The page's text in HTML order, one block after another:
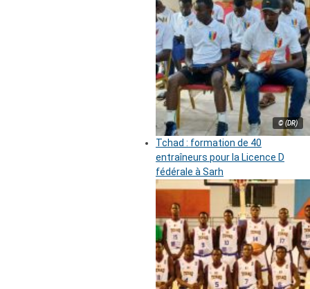
© (DR)
Tchad : formation de 40
entraîneurs pour la Licence D
fédérale à Sarh